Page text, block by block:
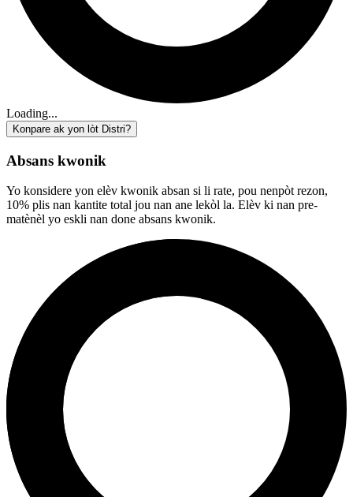
Loading...
Konpare ak yon lòt Distri?
Absans kwonik
Yo konsidere yon elèv kwonik absan si li rate, pou nenpòt rezon,
10% plis nan kantite total jou nan ane lekòl la. Elèv ki nan pre-
matènèl yo eskli nan done absans kwonik.